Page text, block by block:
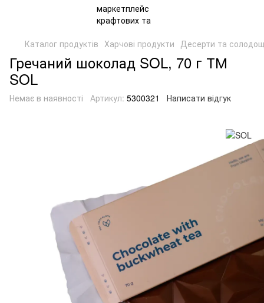
Каталог продуктів Харчові продукти Десерти та
Гречаний шоколад SOL, 70 г ТМ
SOL
Немає в наявності Артикул: 5300321 Написати відгук